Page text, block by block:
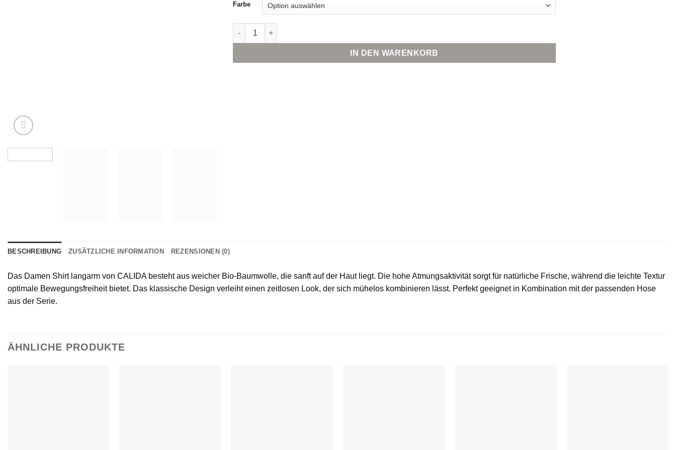
Farbe
Calida Shirt langarm Menge
IN DEN WARENKORB
BESCHREIBUNG ZUSÄTZLICHE INFORMATION REZENSIONEN (0)
Das Damen Shirt langarm von CALIDA besteht aus weicher Bio-Baumwolle, die sanft auf der Haut liegt. Die hohe Atmungsaktivität sorgt für natürliche Frische, während die leichte Textur
optimale Bewegungsfreiheit bietet. Das klassische Design verleiht einen zeitlosen Look, der sich mühelos kombinieren lässt. Perfekt geeignet in Kombination mit der passenden Hose
aus der Serie.
ÄHNLICHE PRODUKTE